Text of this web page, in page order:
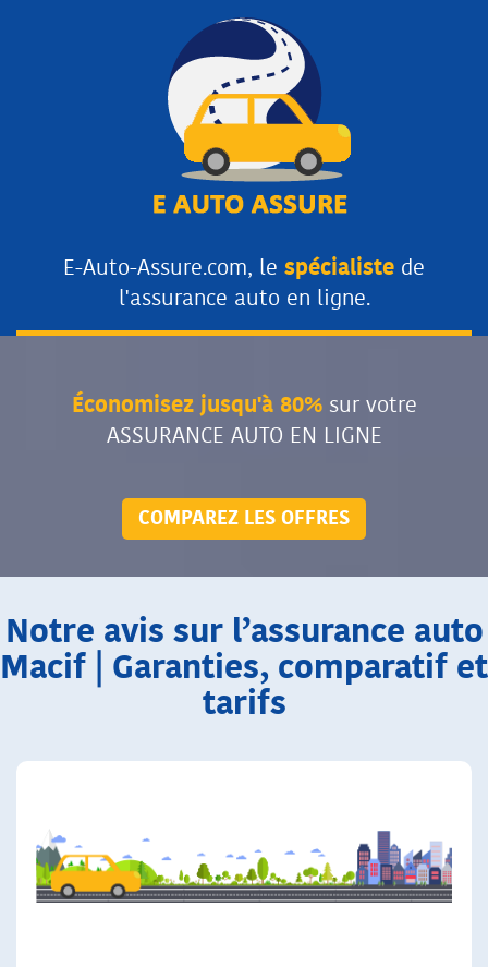
E-Auto-Assure.com, le spécialiste de
l'assurance auto en ligne.
Économisez jusqu'à 80% sur votre
ASSURANCE AUTO EN LIGNE
COMPAREZ LES OFFRES
Notre avis sur l’assurance auto
Macif | Garanties, comparatif et
tarifs